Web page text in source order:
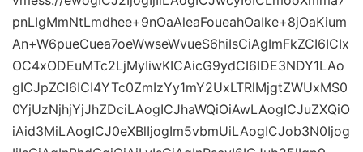
pnLIgMmNtLmdhee+9nOaAleaFoueahOaIke+8jOaKium
An+W6pueCuea7oeWwseWvueS6hiIsCiAgImFkZCI6ICIx
OC4xODEuMTc2LjMyIiwKICAicG9ydCI6IDE3NDY1LAo
gICJpZCI6ICI4YTc0ZmIzYy1mY2UxLTRlMjgtZWUxMS0
0YjUzNjhjYjJhZDciLAogICJhaWQiOiAwLAogICJuZXQiO
iAid3MiLAogICJ0eXBlIjogIm5vbmUiLAogICJob3N0Ijog